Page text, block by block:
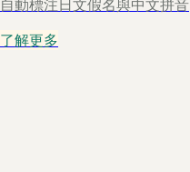
自動標注日文假名與中文拼音
了解更多